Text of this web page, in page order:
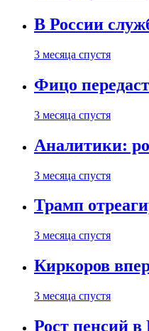
В России
3 месяца спустя
Фицо
3 месяца спустя
Аналитики:
3 месяца спустя
Трамп
3 месяца спустя
Киркоров
3 месяца спустя
Рост пенсий в